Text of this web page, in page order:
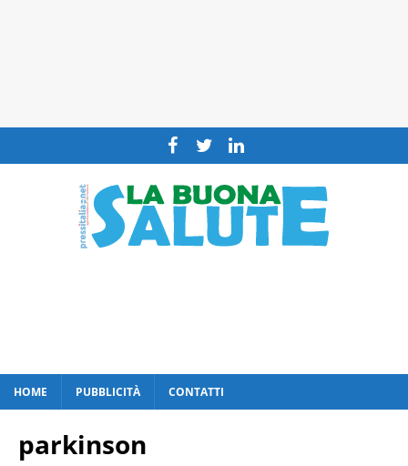
HOME PUBBLICITÀ CONTATTI
parkinson